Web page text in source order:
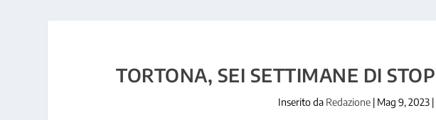
TORTONA, SEI SETTIMANE DI
Inserito da Redazione| Mag 9, 2023|